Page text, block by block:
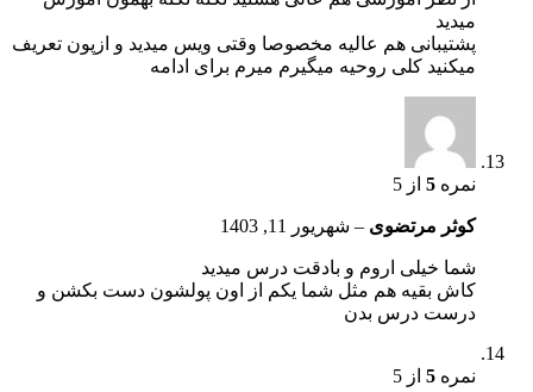
میدید
پشتیبانی هم عالیه مخصوصا وقتی ویس میدید و ازپون تعریف
میکنید کلی روحیه میگیرم میرم برای ادامه
نمره 5 از 5
کوثر مرتضوی – شهریور 11, 1403
شما خیلی اروم و بادقت درس میدید
کاش بقیه هم مثل شما یکم از اون پولشون دست بکشن و
درست درس بدن
نمره 5 از 5